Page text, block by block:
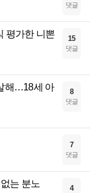
댓글
평가한 니뽄
15
댓글
해…18세 아
8
댓글
7
댓글
는 분노 4